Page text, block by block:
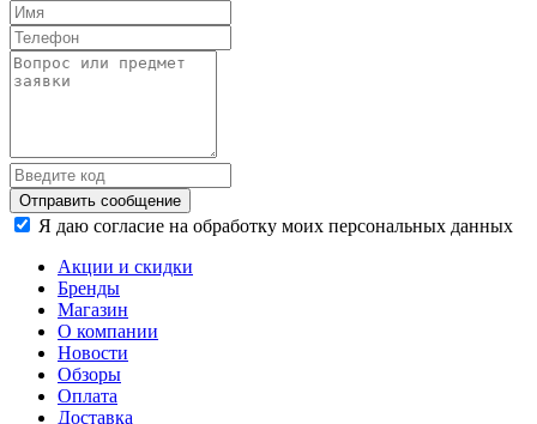
Отправить сообщение
Я даю согласие на обработку моих персональных данных
Акции и скидки
Бренды
Магазин
О компании
Новости
Обзоры
Оплата
Доставка